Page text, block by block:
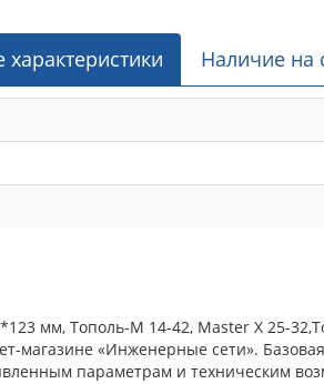
характеристики Наличие на
мм, Тополь-М 14-42, Master X 25-
магазине «Инженерные сети».
параметрам и техническим